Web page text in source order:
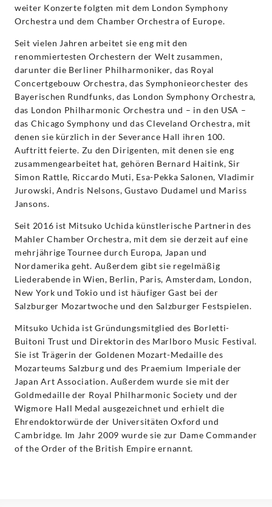
weiter Konzerte folgten mit dem London Symphony
Orchestra und dem Chamber Orchestra of Europe.
Seit vielen Jahren arbeitet sie eng mit den
renommiertesten Orchestern der Welt zusammen,
darunter die Berliner Philharmoniker, das Royal
Concertgebouw Orchestra, das Symphonieorchester des
Bayerischen Rundfunks, das London Symphony Orchestra,
das London Philharmonic Orchestra und – in den USA –
das Chicago Symphony und das Cleveland Orchestra, mit
denen sie kürzlich in der Severance Hall ihren 100.
Auftritt feierte. Zu den Dirigenten, mit denen sie eng
zusammengearbeitet hat, gehören Bernard Haitink, Sir
Simon Rattle, Riccardo Muti, Esa-Pekka Salonen, Vladimir
Jurowski, Andris Nelsons, Gustavo Dudamel und Mariss
Jansons.
Seit 2016 ist Mitsuko Uchida künstlerische Partnerin des
Mahler Chamber Orchestra, mit dem sie derzeit auf eine
mehrjährige Tournee durch Europa, Japan und
Nordamerika geht. Außerdem gibt sie regelmäßig
Liederabende in Wien, Berlin, Paris, Amsterdam, London,
New York und Tokio und ist häufiger Gast bei der
Salzburger Mozartwoche und den Salzburger Festspielen.
Mitsuko Uchida ist Gründungsmitglied des Borletti-
Buitoni Trust und Direktorin des Marlboro Music Festival.
Sie ist Trägerin der Goldenen Mozart-Medaille des
Mozarteums Salzburg und des Praemium Imperiale der
Japan Art Association. Außerdem wurde sie mit der
Goldmedaille der Royal Philharmonic Society und der
Wigmore Hall Medal ausgezeichnet und erhielt die
Ehrendoktorwürde der Universitäten Oxford und
Cambridge. Im Jahr 2009 wurde sie zur Dame Commander
of the Order of the British Empire ernannt.